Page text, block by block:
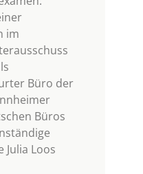
im
Büro der
Büros
Julia Loos